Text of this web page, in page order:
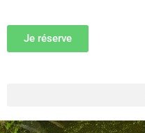
Je réserve